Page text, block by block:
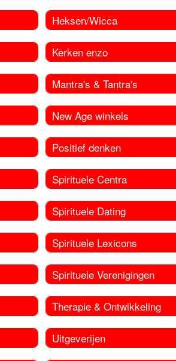
Heksen/Wicca
Kerken enzo
Mantra's & Tantra's
New Age winkels
Positief denken
Spirituele Centra
Spirituele Dating
Spirituele Lexicons
Spirituele Verenigingen
Therapie & Ontwikkeling
Uitgeverijen